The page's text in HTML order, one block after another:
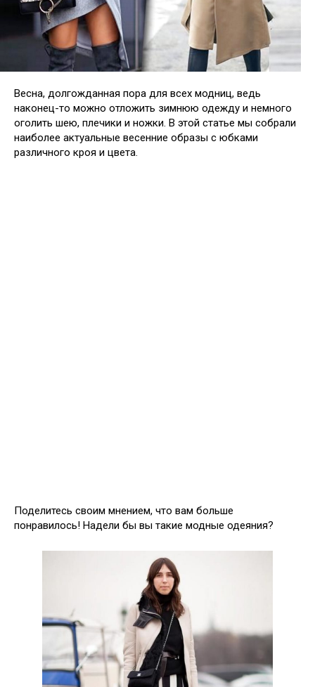
Весна, долгожданная пора для всех модниц, ведь
наконец-то можно отложить зимнюю одежду и немного
оголить шею, плечики и ножки. В этой статье мы собрали
наиболее актуальные весенние образы с юбками
различного кроя и цвета.
Поделитесь своим мнением, что вам больше
понравилось! Надели бы вы такие модные одеяния?